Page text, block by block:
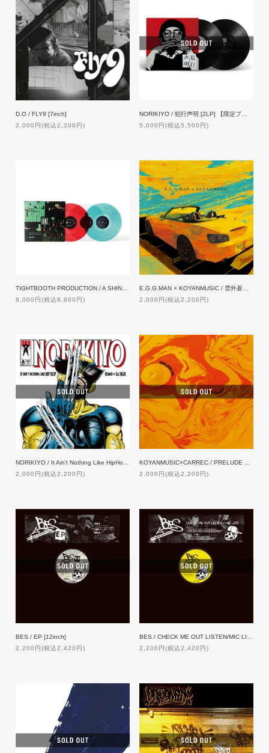
D.O / FLY9 [7inch]
2,000円(税込2,200円)
NORIKIYO / 犯行声明 [2LP] 【限定プレス】
5,000円(税込5,500円)
8,000円(税込8,800円)
2,000円(税込2,200円)
2,000円(税込2,200円)
2,000円(税込2,200円)
BES / EP [12inch]
2,200円(税込2,420円)
2,200円(税込2,420円)